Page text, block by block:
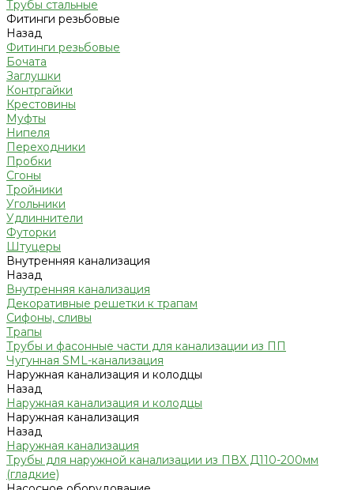
Трубы стальные
Фитинги резьбовые
Назад
Фитинги резьбовые
Бочата
Заглушки
Контргайки
Крестовины
Муфты
Нипеля
Переходники
Пробки
Сгоны
Тройники
Угольники
Удлиннители
Футорки
Штуцеры
Внутренняя канализация
Назад
Внутренняя канализация
Декоративные решетки к трапам
Сифоны, сливы
Трапы
Трубы и фасонные части для канализации из ПП
Чугунная SML-канализация
Наружная канализация и колодцы
Назад
Наружная канализация и колодцы
Наружная канализация
Назад
Наружная канализация
Трубы для наружной канализации из ПВХ Д110-200мм
(гладкие)